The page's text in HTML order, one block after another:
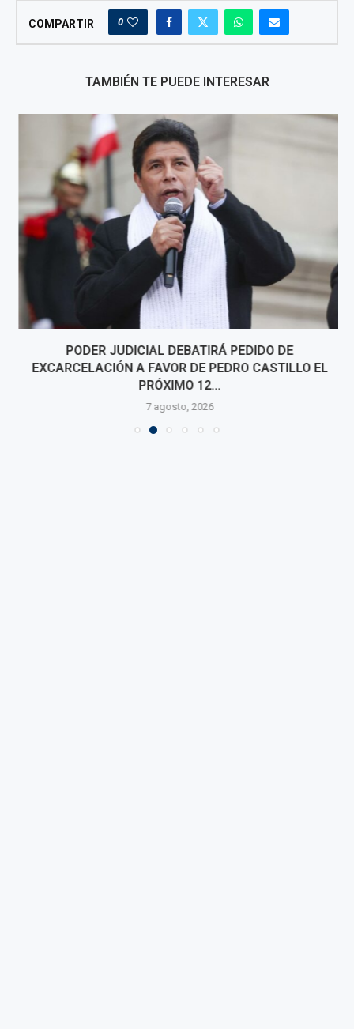
COMPARTIR 0
TAMBIÉN TE PUEDE INTERESAR
PODER JUDICIAL DEBATIRÁ PEDIDO DE
EXCARCELACIÓN A FAVOR DE PEDRO CASTILLO EL
PRÓXIMO 12...
7 agosto, 2026